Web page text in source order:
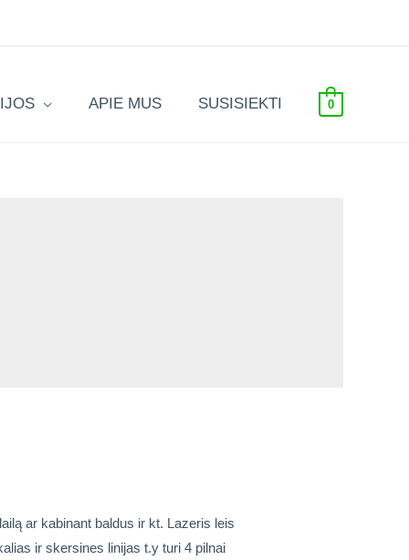
APIE MUS SUSISIEKTI 0
ar kabinant baldus ir kt. Lazeris leis
ir skersines linijas t.y turi 4 pilnai